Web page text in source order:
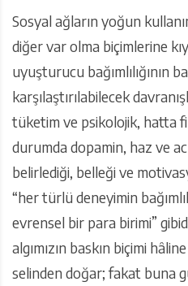
Sosyal ağların yoğun
diğer var olma biçimlerine
uyuşturucu bağımlılığının
karşılaştırılabilecek
tüketim ve psikolojik, hatta
durumda dopamin, haz ve
belirlediği, belleği ve
“her türlü deneyimin
evrensel bir para birimi”
algımızın baskın biçimi
selinden doğar; fakat buna